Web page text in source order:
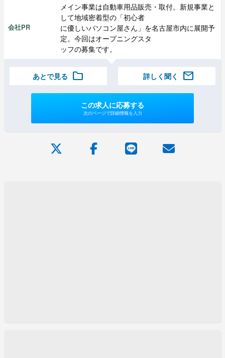
会社PR
メイン事業は自動車用品販売・取付。新規事業と
して地域密着型の「初心者
に優しいパソコン屋さん」を名古屋市内に展開予
定。今回はオープニングスタ
ッフの募集です。
あとで見る folder 詳しく聞く mail
この求人に応募する
次のページで詳細情報を入力